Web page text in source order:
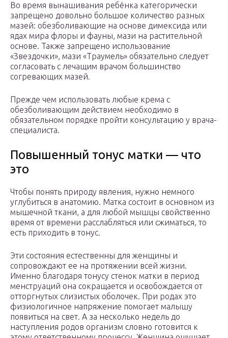
Во время вынашивания ребёнка категорически
запрещено довольно большое количество разных
мазей: обезболивающие на основе димексида или
ядах мира флоры и фауны, мази на растительной
основе. Также запрещено использование
«Звездочки», мази «Траумель» обязательно следует
согласовать с лечащим врачом большинство
согревающих мазей.
Прежде чем использовать любые крема с
обезболивающим действием необходимо в
обязательном порядке пройти консультацию у врача-
специалиста.
Повышенный тонус матки — что
это
Чтобы понять природу явления, нужно немного
углубиться в анатомию. Матка состоит в основном из
мышечной ткани, а для любой мышцы свойственно
время от времени расслабляться или сжиматься, то
есть приходить в тонус.
Эти состояния естественны для женщины и
сопровождают ее на протяжении всей жизни.
Именно благодаря тонусу стенок матки в период
менструаций она сокращается и освобождается от
отторгнутых слизистых оболочек. При родах это
физиологичное напряжение помогает малышу
появиться на свет. А за несколько недель до
наступления родов организм словно готовится к